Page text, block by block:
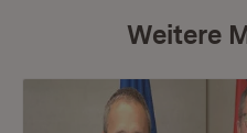
Weitere